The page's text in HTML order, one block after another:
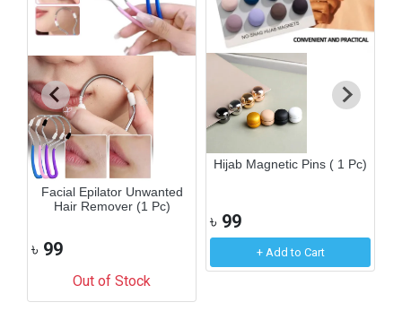
Facial Epilator Unwanted
Hair Remover (1 Pc)
৳ 99
Out of Stock
Hijab Magnetic Pins ( 1 Pc)
৳ 99
+ Add to Cart